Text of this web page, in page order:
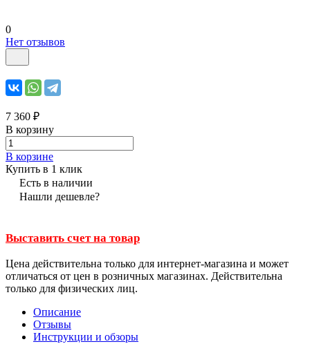
0
Нет отзывов
7 360 ₽
В корзину
В корзине
Купить в 1 клик
Есть в наличии
Нашли дешевле?
Выставить счет на товар
Цена действительна только для интернет-магазина и может
отличаться от цен в розничных магазинах. Действительна
только для физических лиц.
Описание
Отзывы
Инструкции и обзоры